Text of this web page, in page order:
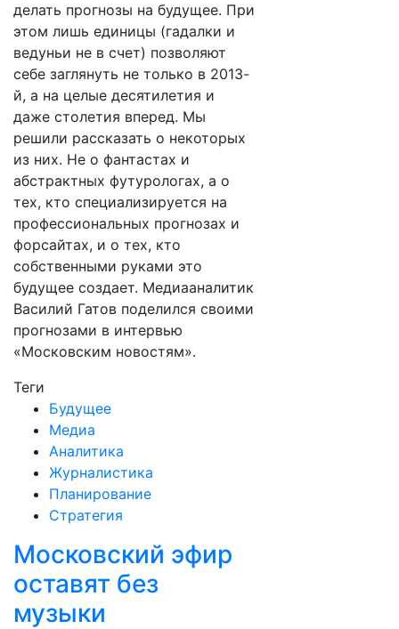
делать прогнозы на будущее. При
этом лишь единицы (гадалки и
ведуньи не в счет) позволяют
себе заглянуть не только в 2013-
й, а на целые десятилетия и
даже столетия вперед. Мы
решили рассказать о некоторых
из них. Не о фантастах и
абстрактных футурологах, а о
тех, кто специализируется на
профессиональных прогнозах и
форсайтах, и о тех, кто
собственными руками это
будущее создает. Медиааналитик
Василий Гатов поделился своими
прогнозами в интервью
«Московским новостям».
Теги
Будущее
Медиа
Аналитика
Журналистика
Планирование
Стратегия
Московский эфир
оставят без
музыки